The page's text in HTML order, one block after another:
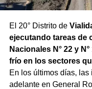
El 20° Distrito de
ejecutando tareas de
Nacionales N° 22 y
frío en los sectores
En los últimos días,
adelante en General